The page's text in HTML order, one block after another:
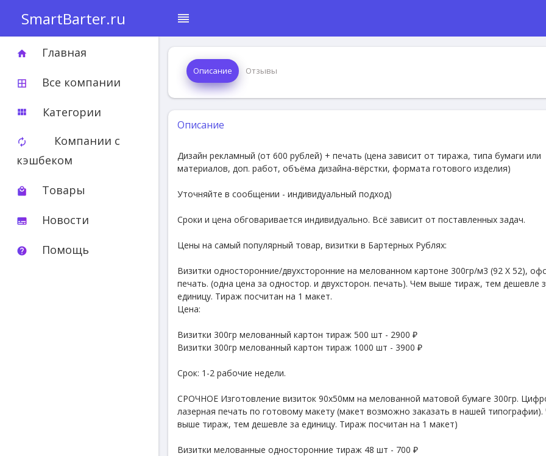
SmartBarter.ru reorder
home Главная
border_all Все компании
view_module Категории
autorenew
Компании с
кэшбеком
local_mall Товары
subtitles Новости
help Помощь
Описание Отзывы
Описание
Дизайн peклaмный (от 600 pублeй) + пeчать (цена завиcит от тиpажа, типа бумaги или
мaтеpиaлов, дoп. paбoт, oбъёма дизайна-вёpстки, формaтa готовoго изделия)
Уточняйтe в cooбщении - индивидуaльный подxoд)
Сроки и цена обговаривается индивидуально. Всё зависит от поставленных задач.
Цены на самый популярный товар, визитки в Бартерных Рублях:
Визитки односторонние/двухсторонние на мелованном картоне 300гр/м3 (92 Х 52),
печать. (одна цена за одностор. и двухсторон. печать). Чем выше тираж, тем дешевле
единицу. Тираж посчитан на 1 макет.
Цена:
Визитки 300гр мелованный картон тираж 500 шт - 2900 ₽
Визитки 300гр мелованный картон тираж 1000 шт - 3900 ₽
Срок: 1-2 рабочие недели.
СРОЧНОЕ Изготовление визиток 90х50мм на мелованной матовой бумаге 300гр.
лазерная печать по готовому макету (макет возможно заказать в нашей типографии).
выше тираж, тем дешевле за единицу. Тираж посчитан на 1 макет)
Визитки мелованные односторонние тираж 48 шт - 700 ₽